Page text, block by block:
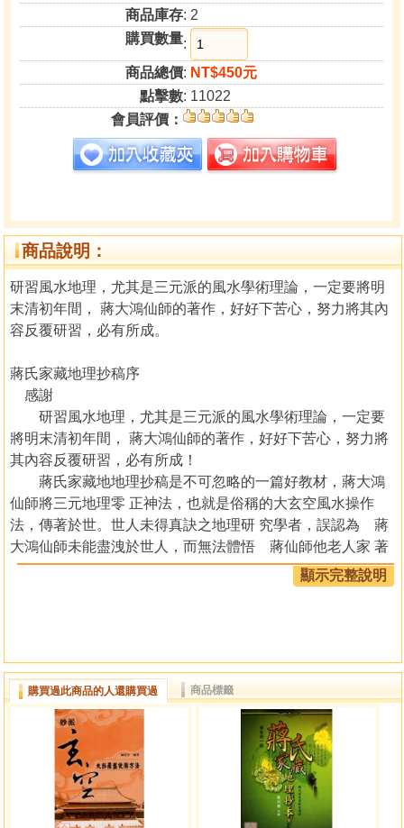
商品庫存: 2
購買數量:
商品總價: NT$450元
點擊數: 11022
會員評價：
商品說明：
研習風水地理，尤其是三元派的風水學術理論，一定要將明
末清初年間， 蔣大鴻仙師的著作，好好下苦心，努力將其內
容反覆研習，必有所成。
蔣氏家藏地理抄稿序
感謝
研習風水地理，尤其是三元派的風水學術理論，一定要
將明末清初年間， 蔣大鴻仙師的著作，好好下苦心，努力將
其內容反覆研習，必有所成！
蔣氏家藏地地理抄稿是不可忽略的一篇好教材，蔣大鴻
仙師將三元地理零 正神法，也就是俗稱的大玄空風水操作
法，傳著於世。世人未得真訣之地理研 究學者，誤認為 蔣
大鴻仙師未能盡洩於世人，而無法體悟 蔣仙師他老人家 著
作背後之苦心，一方面想點撥後人傳世，一方面又懼怕盡洩
露天機，而遭受 天遣，他老人家的精神壓力不可說不大呀！
盡一份微薄 心力，為所是盼！
人生無因緣不聚，亦無因緣不散，本書之得以完成，要
感謝公司在青島給 予我寫作環境及工作挑戰，本書版蔣氏家
藏地理抄稿清朝古本，是到青島隱居 寫作的第一本古本公
開。鉦洲耿氏之風水學院叢書，借久鼎出版社之福緣，且 不
顯示完整說明
購買過此商品的人還購買過 商品標籤